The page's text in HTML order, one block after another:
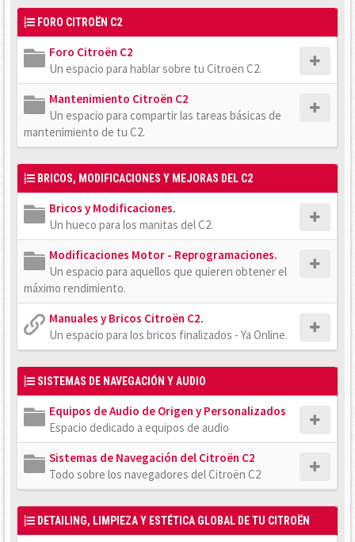
FORO CITROËN C2
Foro Citroën C2
Un espacio para hablar sobre tu Citroën C2.
Mantenimiento Citroën C2
Un espacio para compartir las tareas básicas de
mantenimiento de tu C2.
BRICOS, MODIFICACIONES Y MEJORAS DEL C2
Bricos y Modificaciones.
Un hueco para los manitas del C2.
Modificaciones Motor - Reprogramaciones.
Un espacio para aquellos que quieren obtener el
máximo rendimiento.
Manuales y Bricos Citroën C2.
Un espacio para los bricos finalizados - Ya Online.
SISTEMAS DE NAVEGACIÓN Y AUDIO
Equipos de Audio de Origen y Personalizados
Espacio dedicado a equipos de audio
Sistemas de Navegación del Citroën C2
Todo sobre los navegadores del Citroën C2
DETAILING, LIMPIEZA Y ESTÉTICA GLOBAL DE TU CITROËN